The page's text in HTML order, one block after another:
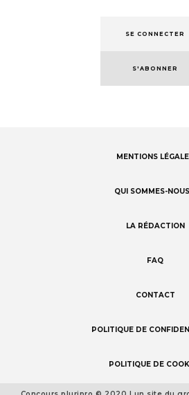
SE CONNECTER
S'ABONNER
MENTIONS
QUI SOMMES-
LA RÉDACTION
FAQ
CONTACT
POLITIQUE DE
POLITIQUE DE